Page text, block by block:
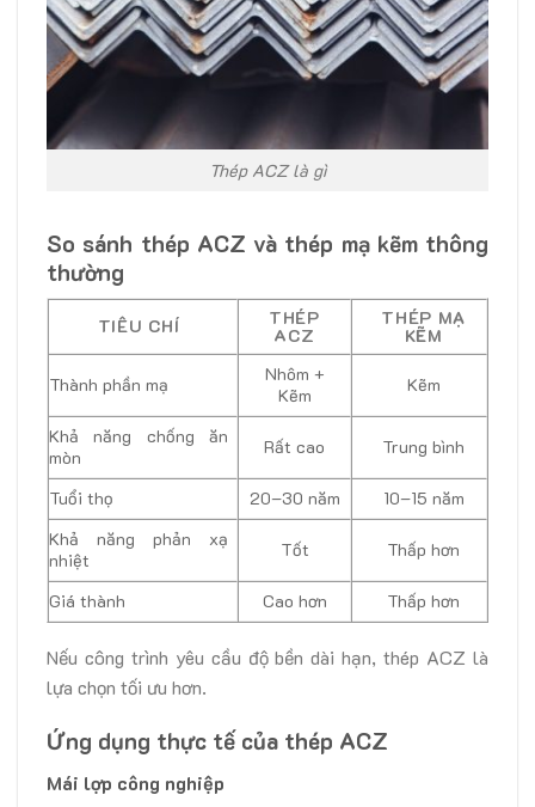
Thép ACZ là gì
So sánh thép ACZ và thép mạ kẽm thông
thường
TIÊU CHÍ THÉP
ACZ
THÉP MẠ
KẼM
Thành phần mạ
Nhôm +
Kẽm
Kẽm
Khả năng chống ăn
mòn
Rất cao Trung bình
Tuổi thọ 20–30 năm
10–15 năm
Khả năng phản xạ
nhiệt
Tốt Thấp hơn
Giá thành Cao hơn Thấp hơn
Nếu công trình yêu cầu độ bền dài hạn, thép ACZ là
lựa chọn tối ưu hơn.
Ứng dụng thực tế của thép ACZ
Mái lợp công nghiệp